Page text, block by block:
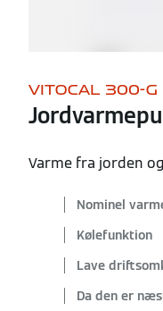
VITOCAL 300-G
Varme fra jorden
Nominel
Kølefunktion
Lave
Da den er